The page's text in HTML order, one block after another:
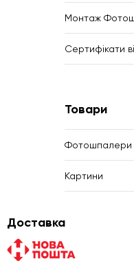
Монтаж
Сертифікати
Товари
Фотошпалери
Картини
Доставка